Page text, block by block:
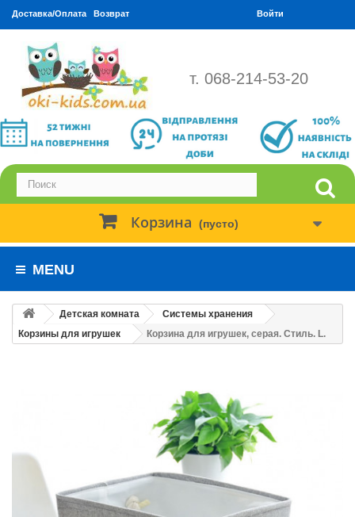
Доставка/Оплата Возврат Войти
т. 068-214-53-20
Корзина (пусто)
MENU
Детская комната
Системы хранения
Корзины для игрушек
Корзина для игрушек, серая. Стиль. L.